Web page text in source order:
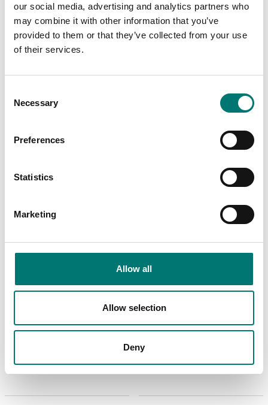
our social media, advertising and analytics partners who
may combine it with other information that you’ve
provided to them or that they’ve collected from your use
of their services.
Selection
Necessary
Preferences
Statistics
Marketing
Allow all
Allow selection
Deny
Bordsvågar
R41, RC41, DT33P, C71
1 420 kr
Varumärken
Vågplatta med kulor till
Ohaus Courier 7000
Varumärken
Vågplatta med rullar till
Ohaus Courier 7000